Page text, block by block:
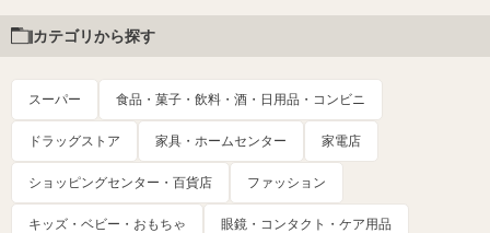
カテゴリから探す
スーパー 食品・菓子・飲料・酒・日用品・コンビニ
ドラッグストア 家具・ホームセンター 家電店
ショッピングセンター・百貨店 ファッション
キッズ・ベビー・おもちゃ 眼鏡・コンタクト・ケア用品